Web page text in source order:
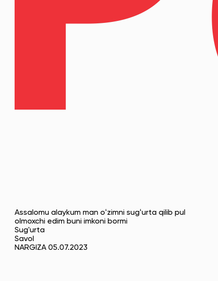
Assalomu alaykum man oʻzimni sugʻurta qilib pul
olmoxchi edim buni imkoni bormi
Sug'urta
Savol
NARGIZA 05.07.2023